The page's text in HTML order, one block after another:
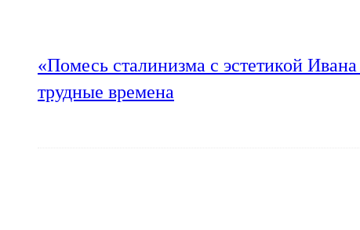
«Помесь сталинизма с эстетикой
трудные времена